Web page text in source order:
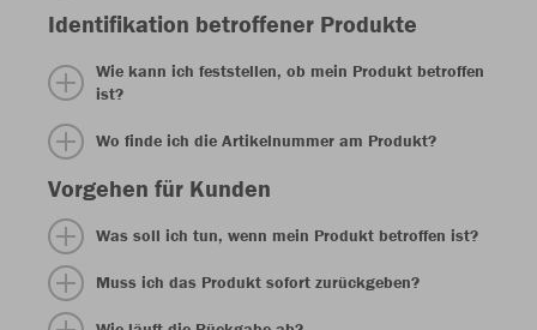
Identifikation betroffener Produkte
Wie kann ich feststellen, ob mein Produkt betroffen
ist?
Wo finde ich die Artikelnummer am Produkt?
Vorgehen für Kunden
Was soll ich tun, wenn mein Produkt betroffen ist?
Muss ich das Produkt sofort zurückgeben?